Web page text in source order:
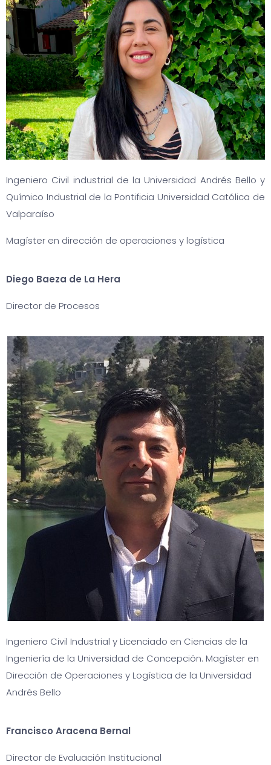
Ingeniero Civil industrial de la Universidad Andrés Bello y
Químico Industrial de la Pontificia Universidad Católica de
Valparaíso
Magíster en dirección de operaciones y logística
Diego Baeza de La Hera
Director de Procesos
Ingeniero Civil Industrial y Licenciado en Ciencias de la
Ingeniería de la Universidad de Concepción. Magíster en
Dirección de Operaciones y Logística de la Universidad
Andrés Bello
Francisco Aracena Bernal
Director de Evaluación Institucional